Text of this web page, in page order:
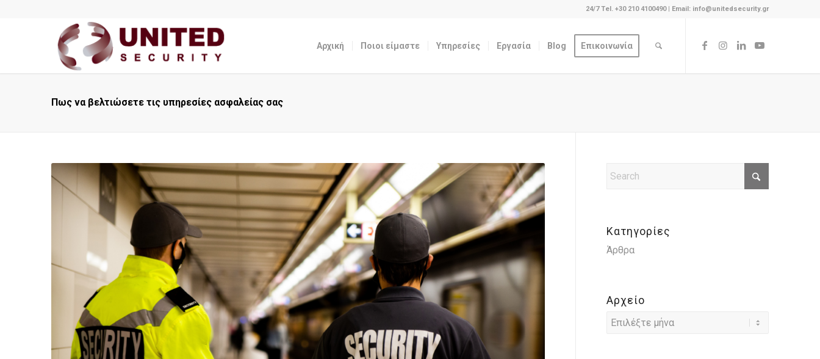
24/7 Tel. +30 210 4100490 | Email: info@unitedsecurity.gr
Αρχική Ποιοι είμαστε Υπηρεσίες Εργασία Blog Επικοινωνία
Πως να βελτιώσετε τις υπηρεσίες ασφαλείας σας
Κατηγορίες
Άρθρα
Αρχείο